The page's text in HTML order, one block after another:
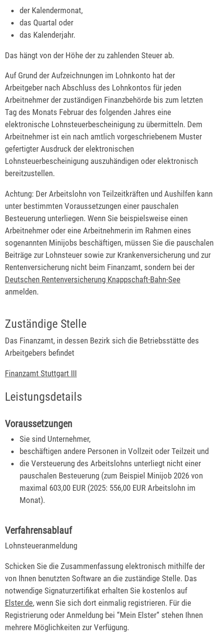
der Kalendermonat,
das Quartal oder
das Kalenderjahr.
Das hängt von der Höhe der zu zahlenden Steuer ab.
Auf Grund der Aufzeichnungen im Lohnkonto hat der
Arbeitgeber nach Abschluss des Lohnkontos für jeden
Arbeitnehmer der zuständigen Finanzbehörde bis zum letzten
Tag des Monats Februar des folgenden Jahres eine
elektronische Lohnsteuerbescheinigung zu übermitteln. Dem
Arbeitnehmer ist ein nach amtlich vorgeschriebenem Muster
gefertigter Ausdruck der elektronischen
Lohnsteuerbescheinigung auszuhändigen oder elektronisch
bereitzustellen.
Achtung: Der Arbeitslohn von Teilzeitkräften und Aushilfen kann
unter bestimmten Voraussetzungen einer pauschalen
Besteuerung unterliegen. Wenn Sie beispielsweise einen
Arbeitnehmer oder eine Arbeitnehmerin im Rahmen eines
sogenannten Minijobs beschäftigen, müssen Sie die pauschalen
Beiträge zur Lohnsteuer sowie zur Krankenversicherung und zur
Rentenversicherung nicht beim Finanzamt, sondern bei der
Deutschen Rentenversicherung Knappschaft-Bahn-See
anmelden.
Zuständige Stelle
Das Finanzamt, in dessen Bezirk sich die Betriebsstätte des
Arbeitgebers befindet
Finanzamt Stuttgart III
Leistungsdetails
Voraussetzungen
Sie sind Unternehmer,
beschäftigen andere Personen in Vollzeit oder Teilzeit und
die Versteuerung des Arbeitslohns unterliegt nicht einer
pauschalen Besteuerung (zum Beispiel Minijob 2026 von
maximal 603,00 EUR (2025: 556,00 EUR Arbeitslohn im
Monat).
Verfahrensablauf
Lohnsteueranmeldung
Schicken Sie die Zusammenfassung elektronisch mithilfe der
von Ihnen benutzten Software an die zuständige Stelle. Das
notwendige Signaturzertifikat erhalten Sie kostenlos auf
Elster.de, wenn Sie sich dort einmalig registrieren. Für die
Registrierung oder Anmeldung bei “Mein Elster“ stehen Ihnen
mehrere Möglichkeiten zur Verfügung.